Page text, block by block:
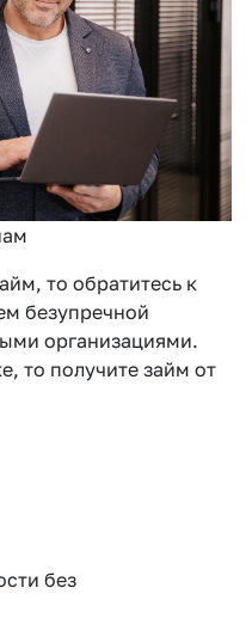
то обратитесь к
безупречной
организациями.
то получите займ от
без